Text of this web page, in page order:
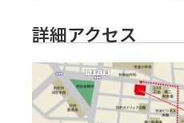
詳細アクセス